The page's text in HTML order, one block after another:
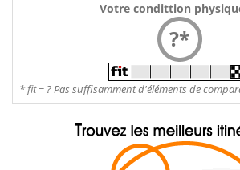
Votre condittion
?*
* fit = ? Pas suffisamment d'éléments de